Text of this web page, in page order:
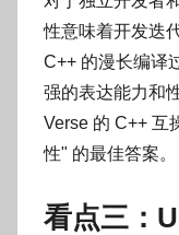
性意味着开发迭
C++ 的漫长编译
强的表达能力和
Verse 的 C++ 互
性" 的最佳答案。
看点三：